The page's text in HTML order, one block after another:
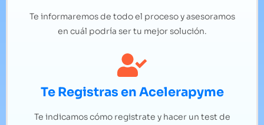
Te informaremos de todo el proceso y asesoramos
en cuál podría ser tu mejor solución.
Te Registras en Acelerapyme
Te indicamos cómo registrate y hacer un test de